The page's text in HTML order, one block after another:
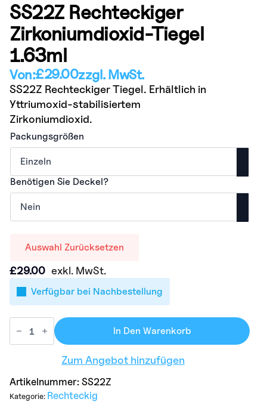
SS22Z Rechteckiger
Zirkoniumdioxid-Tiegel
1.63ml
Von:£29.00zzgl. MwSt.
SS22Z Rechteckiger Tiegel. Erhältlich in
Yttriumoxid-stabilisiertem
Zirkoniumdioxid.
Packungsgrößen
Benötigen Sie Deckel?
Auswahl Zurücksetzen
£29.00 exkl. MwSt.
Verfügbar bei Nachbestellung
In Den Warenkorb
Zum Angebot hinzufügen
Artikelnummer: SS22Z
Kategorie: Rechteckig